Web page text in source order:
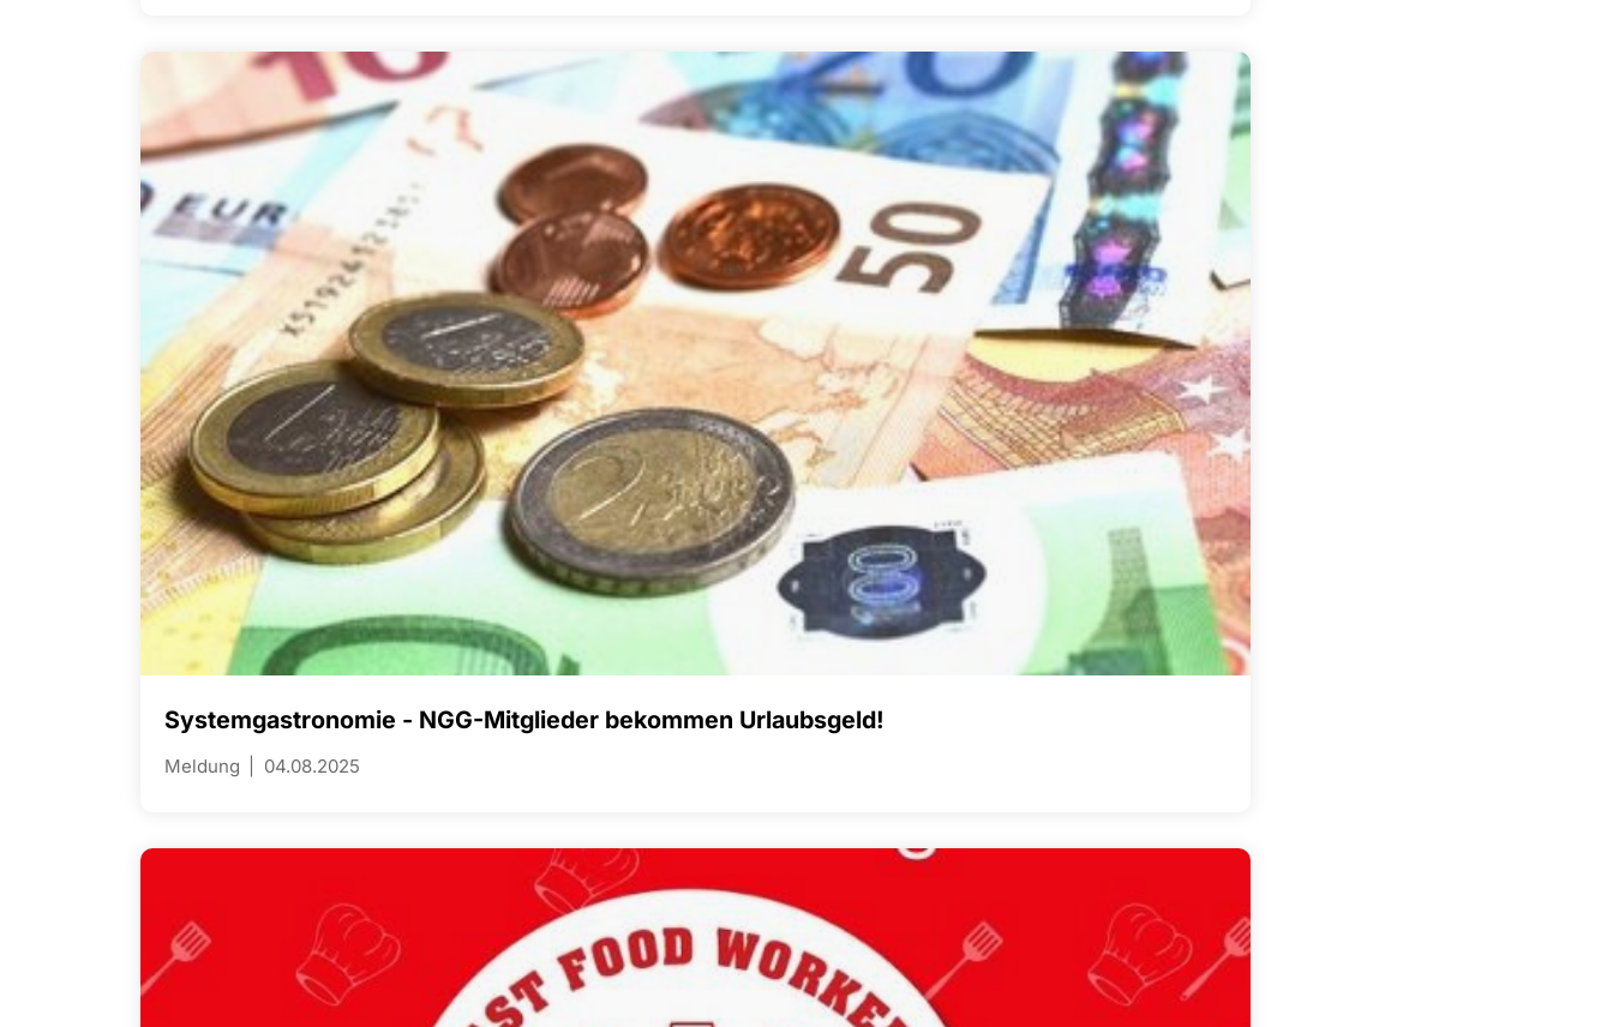
Systemgastronomie - NGG-Mitglieder bekommen Urlaubsgeld!
Meldung 04.08.2025